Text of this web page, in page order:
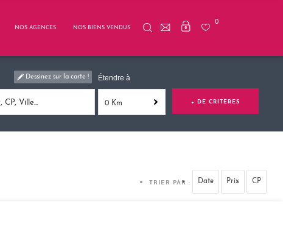
NOS AGENCES NOS BIENS VENDUS
0
Dessinez sur la carte ! Étendre à
0 Km + DE CRITÈRES
TRIER PAR : Date Prix CP